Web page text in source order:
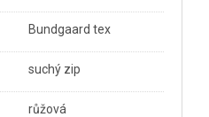
Bundgaard tex
suchý zip
růžová